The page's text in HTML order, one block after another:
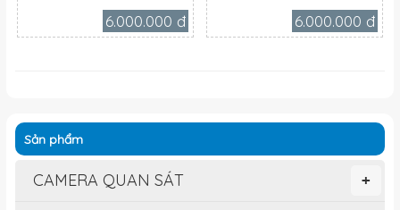
6.000.000 đ
6.000.000 đ
Sản phẩm
+
CAMERA QUAN SÁT